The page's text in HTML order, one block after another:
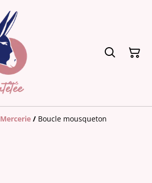
Mercerie / Boucle mousqueton